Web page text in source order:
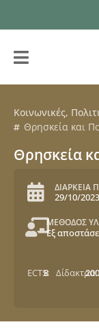
Κοινωνικές,
Θρησκεία και
Θρησκεία
ΔΙΑΡΚΕΙΑ
29/10/2023
ΜΕΘΟΔΟΣ
Εξ
ECTS:
8 Δίδακτρα: